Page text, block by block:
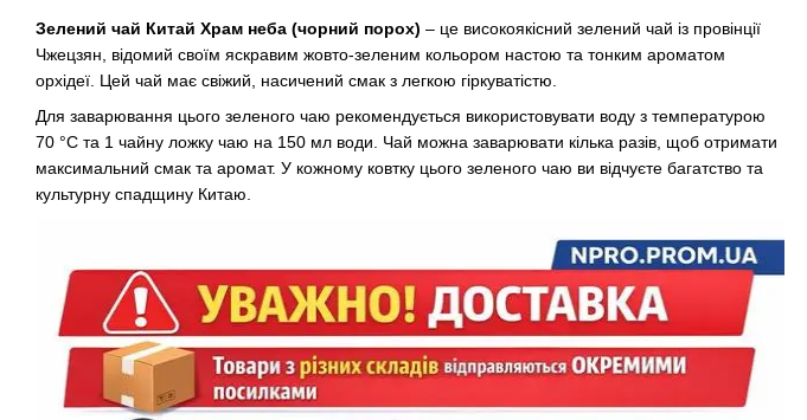
Зелений чай Китай Храм неба (чорний порох) – це високоякісний зелений чай із провінції
Чжецзян, відомий своїм яскравим жовто-зеленим кольором настою та тонким ароматом
орхідеї. Цей чай має свіжий, насичений смак з легкою гіркуватістю.
Для заварювання цього зеленого чаю рекомендується використовувати воду з температурою
70 °C та 1 чайну ложку чаю на 150 мл води. Чай можна заварювати кілька разів, щоб отримати
максимальний смак та аромат. У кожному ковтку цього зеленого чаю ви відчуєте багатство та
культурну спадщину Китаю.